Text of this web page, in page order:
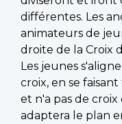
différentes. Les
animateurs de
droite de la Croix
Les jeunes
croix, en se
et n'a pas de
adaptera le plan